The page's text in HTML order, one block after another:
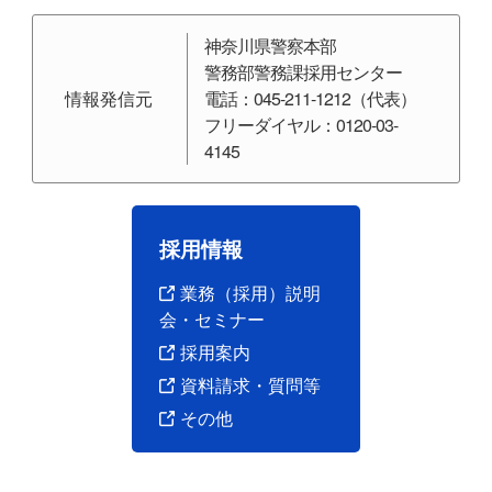
9月下旬
情報発信元
神奈川県警察本部
警務部警務課採用センター
電話：045-211-1212（代表）
フリーダイヤル：0120-03-
4145
採用情報
業務（採用）説明
会・セミナー
採用案内
資料請求・質問等
その他